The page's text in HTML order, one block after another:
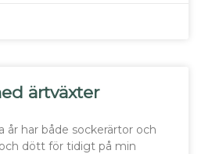
ärtväxter
år har både sockerärtor och
dött för tidigt på min